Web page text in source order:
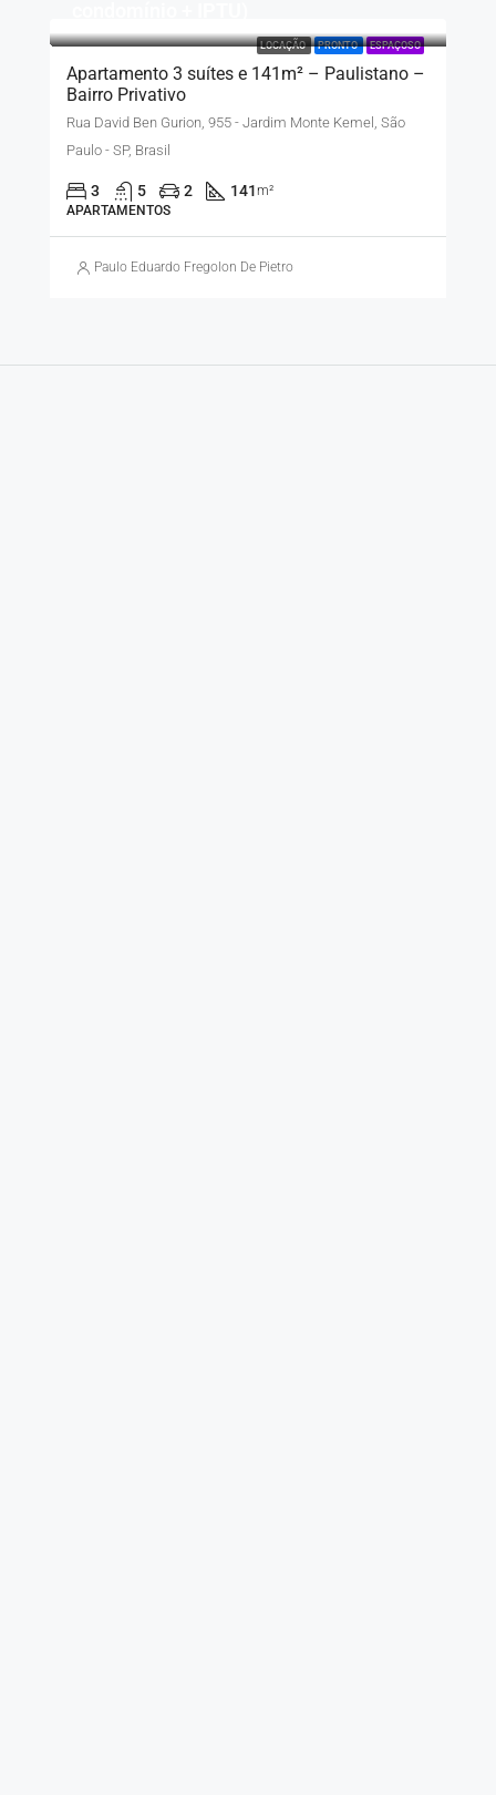
LOCAÇÃO PRONTO ESPAÇOSO
Apartamento 3 suítes e 141m² – Paulistano –
Bairro Privativo
Rua David Ben Gurion, 955 - Jardim Monte Kemel, São
Paulo - SP, Brasil
3 5 2 141m²
APARTAMENTOS
Paulo Eduardo Fregolon De Pietro